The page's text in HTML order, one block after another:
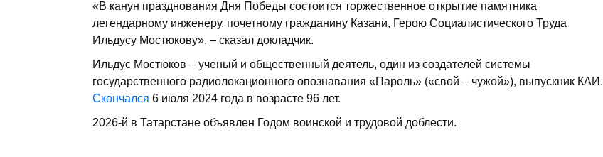
«В канун празднования Дня Победы состоится торжественное открытие памятника
легендарному инженеру, почетному гражданину Казани, Герою Социалистического Труда
Ильдусу Мостюкову», – сказал докладчик.
Ильдус Мостюков – ученый и общественный деятель, один из создателей системы
государственного радиолокационного опознавания «Пароль» («свой – чужой»), выпускник КАИ.
Скончался 6 июля 2024 года в возрасте 96 лет.
2026-й в Татарстане объявлен Годом воинской и трудовой доблести.